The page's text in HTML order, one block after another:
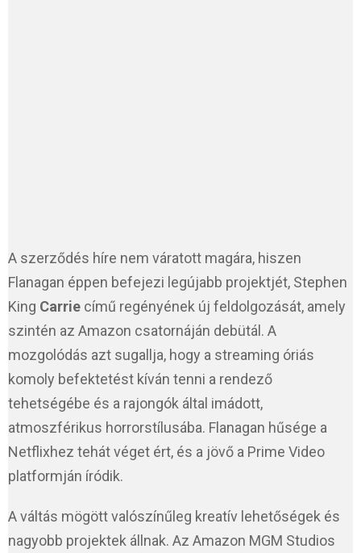
A szerződés híre nem váratott magára, hiszen
Flanagan éppen befejezi legújabb projektjét, Stephen
King Carrie című regényének új feldolgozását, amely
szintén az Amazon csatornáján debütál. A
mozgolódás azt sugallja, hogy a streaming óriás
komoly befektetést kíván tenni a rendező
tehetségébe és a rajongók által imádott,
atmoszférikus horrorstílusába. Flanagan hűsége a
Netflixhez tehát véget ért, és a jövő a Prime Video
platformján íródik.
A váltás mögött valószínűleg kreatív lehetőségek és
nagyobb projektek állnak. Az Amazon MGM Studios